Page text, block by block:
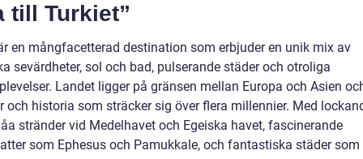
till Turkiet”
en mångfacetterad destination som erbjuder en unik mix av
sevärdheter, sol och bad, pulserande städer och otroliga
Landet ligger på gränsen mellan Europa och Asien
och historia som sträcker sig över flera millennier. Med
stränder vid Medelhavet och Egeiska havet, fascinerande
som Ephesus och Pamukkale, och fantastiska städer som